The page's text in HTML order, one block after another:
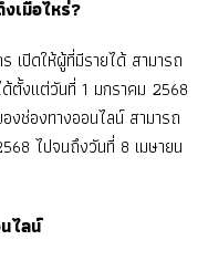
เมื่อไหร่?
เปิดให้ผู้ที่มีรายได้ สามารถ
ตั้งแต่วันที่ 1 มกราคม 2568
งช่องทางออนไลน์ สามารถ
ไปจนถึงวันที่ 8 เมษายน
ไลน์